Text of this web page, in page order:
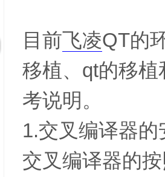
目前飞凌QT的
移植、qt的移
考说明。
1.交叉编译器
交叉编译器的